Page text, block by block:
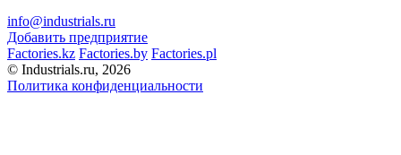
info@industrials.ru
Добавить предприятие
Factories.kz Factories.by Factories.pl
© Industrials.ru, 2026
Политика конфиденциальности